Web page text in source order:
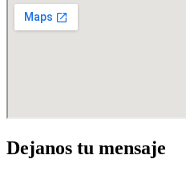
Dejanos tu mensaje